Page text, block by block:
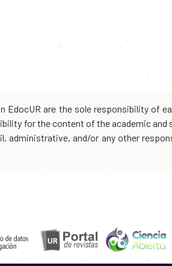
are the sole responsibility of
for the content of the academic
and/or any other